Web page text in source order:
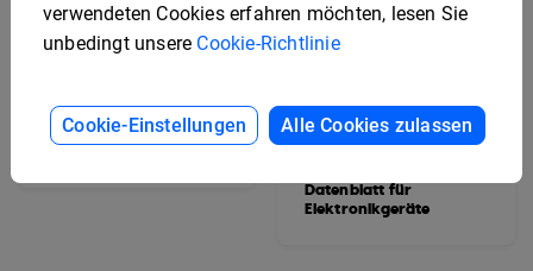
Interaktive
Fahrzeugdatenblatt-
Vorlage
Vorlage für ein
Datenblatt für
Elektronikgeräte
verwendeten Cookies erfahren möchten, lesen Sie
unbedingt unsere Cookie-Richtlinie
Cookie-Einstellungen Alle Cookies zulassen